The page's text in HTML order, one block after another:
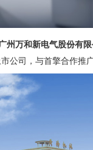
州万和新电气股份有限
公司，与首擎合作推